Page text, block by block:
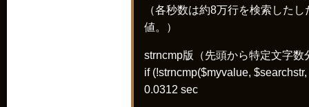
（各秒数は約8万行を検索した
値。）
strncmp版（先頭から特定文字数
if (!strncmp($myvalue,
0.0312 sec